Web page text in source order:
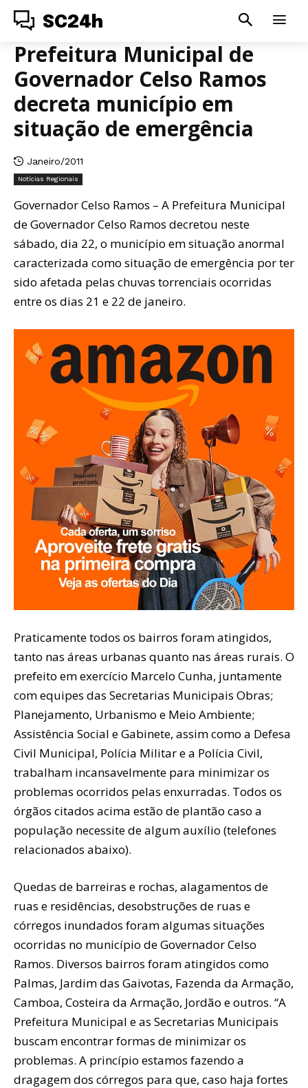
SC24h
Prefeitura Municipal de
Governador Celso Ramos
decreta município em
situação de emergência
Janeiro/2011
Notícias Regionais
Governador Celso Ramos – A Prefeitura Municipal
de Governador Celso Ramos decretou neste
sábado, dia 22, o município em situação anormal
caracterizada como situação de emergência por ter
sido afetada pelas chuvas torrenciais ocorridas
entre os dias 21 e 22 de janeiro.
Praticamente todos os bairros foram atingidos,
tanto nas áreas urbanas quanto nas áreas rurais. O
prefeito em exercício Marcelo Cunha, juntamente
com equipes das Secretarias Municipais Obras;
Planejamento, Urbanismo e Meio Ambiente;
Assistência Social e Gabinete, assim como a Defesa
Civil Municipal, Polícia Militar e a Polícia Civil,
trabalham incansavelmente para minimizar os
problemas ocorridos pelas enxurradas. Todos os
órgãos citados acima estão de plantão caso a
população necessite de algum auxílio (telefones
relacionados abaixo).
Quedas de barreiras e rochas, alagamentos de
ruas e residências, desobstruções de ruas e
córregos inundados foram algumas situações
ocorridas no município de Governador Celso
Ramos. Diversos bairros foram atingidos como
Palmas, Jardim das Gaivotas, Fazenda da Armação,
Camboa, Costeira da Armação, Jordão e outros. “A
Prefeitura Municipal e as Secretarias Municipais
buscam encontrar formas de minimizar os
problemas. A princípio estamos fazendo a
dragagem dos córregos para que, caso haja fortes